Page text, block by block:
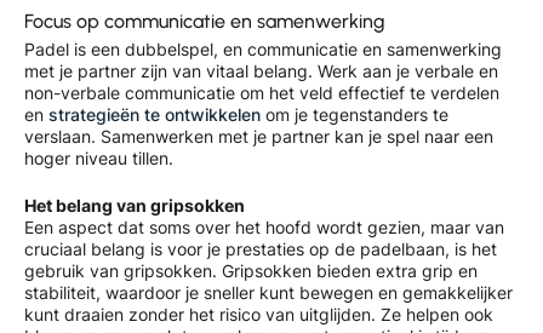
Focus op communicatie en samenwerking
Padel is een dubbelspel, en communicatie en samenwerking
met je partner zijn van vitaal belang. Werk aan je verbale en
non-verbale communicatie om het veld effectief te verdelen
en strategieën te ontwikkelen om je tegenstanders te
verslaan. Samenwerken met je partner kan je spel naar een
hoger niveau tillen.
Het belang van gripsokken
Een aspect dat soms over het hoofd wordt gezien, maar van
cruciaal belang is voor je prestaties op de padelbaan, is het
gebruik van gripsokken. Gripsokken bieden extra grip en
stabiliteit, waardoor je sneller kunt bewegen en gemakkelijker
kunt draaien zonder het risico van uitglijden. Ze helpen ook